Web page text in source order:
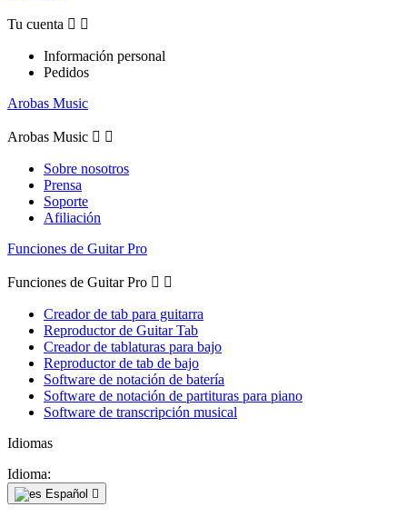
Tu cuenta  
Información personal
Pedidos
Arobas Music
Arobas Music  
Sobre nosotros
Prensa
Soporte
Afiliación
Funciones de Guitar Pro
Funciones de Guitar Pro  
Creador de tab para guitarra
Reproductor de Guitar Tab
Creador de tablaturas para bajo
Reproductor de tab de bajo
Software de notación de batería
Software de notación de partituras para piano
Software de transcripción musical
Idiomas
Idioma:
Español 